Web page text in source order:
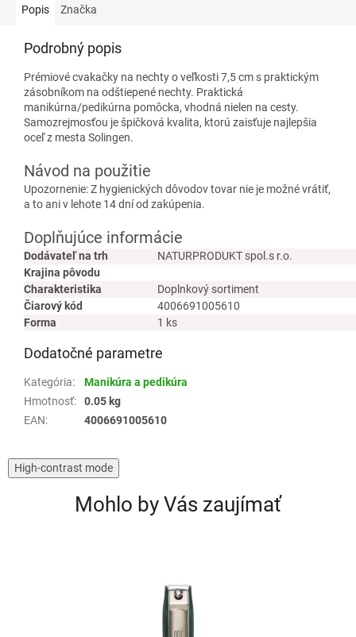
Popis Značka
Podrobný popis
Prémiové cvakačky na nechty o veľkosti 7,5 cm s praktickým
zásobníkom na odštiepené nechty. Praktická
manikúrna/pedikúrna pomôcka, vhodná nielen na cesty.
Samozrejmosťou je špičková kvalita, ktorú zaisťuje najlepšia
oceľ z mesta Solingen.
Návod na použitie
Upozornenie: Z hygienických dôvodov tovar nie je možné vrátiť,
a to ani v lehote 14 dní od zakúpenia.
Doplňujúce informácie
Dodávateľ na trh
NATURPRODUKT spol.s r.o.
Krajina pôvodu
Charakteristika
Doplnkový sortiment
Čiarový kód
4006691005610
Forma
1 ks
Dodatočné parametre
Kategória:
Manikúra a pedikúra
Hmotnosť:
0.05 kg
EAN: 4006691005610
High-contrast mode
Mohlo by Vás zaujímať